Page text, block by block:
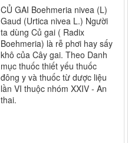
CỦ GAI Boehmeria nivea (L)
Gaud (Urtica nivea L.) Người
ta dùng Củ gai ( Radix
Boehmeria) là rễ phơi hay sấy
khô của Cây gai. Theo Danh
mục thuốc thiết yếu thuốc
đông y và thuốc từ dược liệu
lần VI thuộc nhóm XXIV - An
thai.